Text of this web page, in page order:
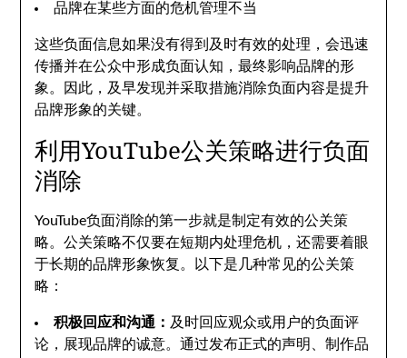
品牌在某些方面的危机管理不当
这些负面信息如果没有得到及时有效的处理，会迅速
传播并在公众中形成负面认知，最终影响品牌的形
象。因此，及早发现并采取措施消除负面内容是提升
品牌形象的关键。
利用YouTube公关策略进行负面
消除
YouTube负面消除的第一步就是制定有效的公关策
略。公关策略不仅要在短期内处理危机，还需要着眼
于长期的品牌形象恢复。以下是几种常见的公关策
略：
积极回应和沟通： 及时回应观众或用户的负面评
论，展现品牌的诚意。通过发布正式的声明、制作品